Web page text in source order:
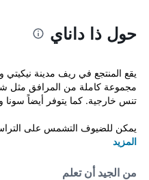
حول ذا داناي
يقع المنتجع في ريف مدينة
مجموعة كاملة من المرافق
تنس خارجية. كما يتوفر أيضاً
يمكن للضيوف التشمس على
المزيد
من الجيد أن تعلم